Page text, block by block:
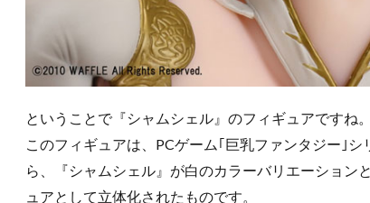
ということで『シャムシェル』のフィギュアですね
このフィギュアは、PCゲーム｢巨乳ファンタジー｣
ら、『シャムシェル』が白のカラーバリエーション
ュアとして立体化されたものです。